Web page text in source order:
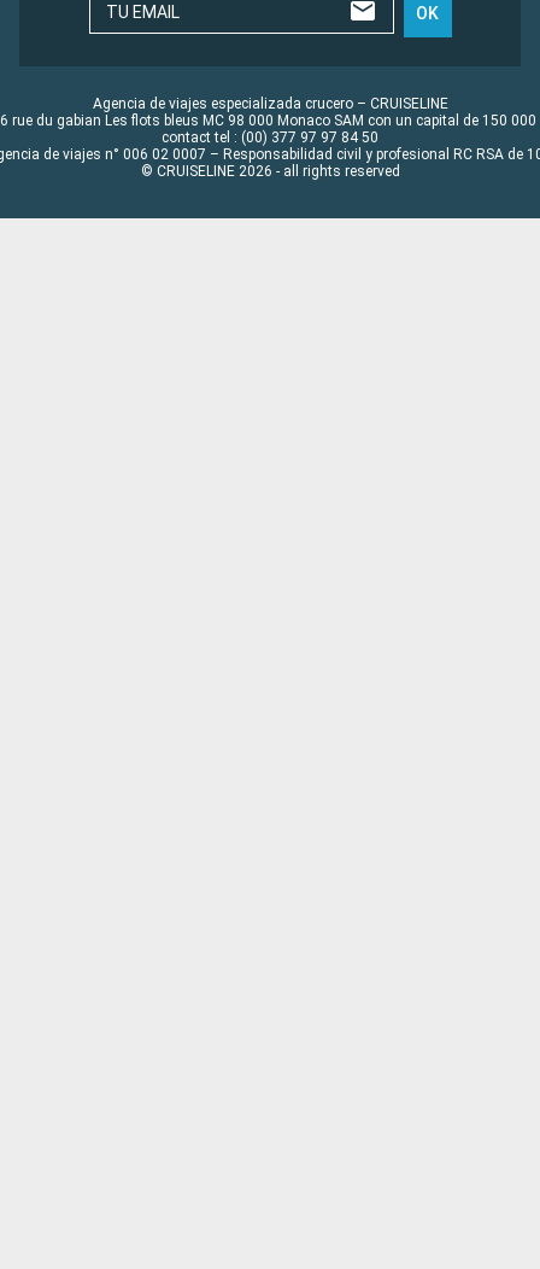
TU EMAIL OK
Agencia de viajes especializada crucero – CRUISELINE
rue du gabian Les flots bleus MC 98 000 Monaco SAM con un capital de 150 000
contact tel : (00) 377 97 97 84 50
de viajes n° 006 02 0007 – Responsabilidad civil y profesional RC RSA de
© CRUISELINE 2026 - all rights reserved